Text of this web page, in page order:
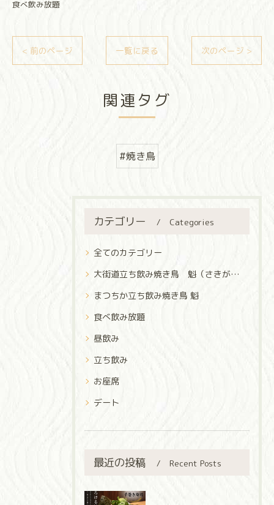
食べ飲み放題
< 前のページ 一覧に戻る 次のページ >
関連タグ
#焼き鳥
カテゴリー Categories
全てのカテゴリー
大街道立ち飲み焼き鳥 魁（さきがけ）
まつちか立ち飲み焼き鳥 魁
食べ飲み放題
昼飲み
立ち飲み
お座席
デート
最近の投稿 Recent Posts